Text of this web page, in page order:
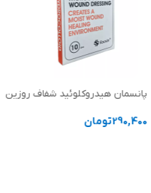
پانسمان هیدروکلوئید شفاف روزین
290,400تومان